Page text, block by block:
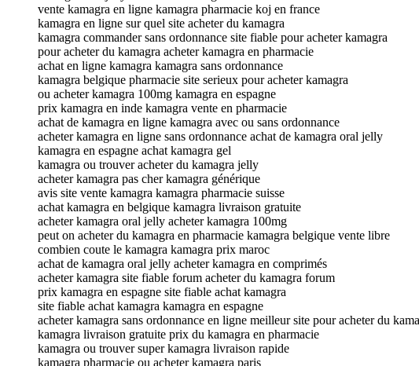
vente kamagra en ligne kamagra pharmacie koj en france
kamagra en ligne sur quel site acheter du kamagra
kamagra commander sans ordonnance site fiable pour acheter kamagra
pour acheter du kamagra acheter kamagra en pharmacie
achat en ligne kamagra kamagra sans ordonnance
kamagra belgique pharmacie site serieux pour acheter kamagra
ou acheter kamagra 100mg kamagra en espagne
prix kamagra en inde kamagra vente en pharmacie
achat de kamagra en ligne kamagra avec ou sans ordonnance
acheter kamagra en ligne sans ordonnance achat de kamagra oral jelly
kamagra en espagne achat kamagra gel
kamagra ou trouver acheter du kamagra jelly
acheter kamagra pas cher kamagra générique
avis site vente kamagra kamagra pharmacie suisse
achat kamagra en belgique kamagra livraison gratuite
acheter kamagra oral jelly acheter kamagra 100mg
peut on acheter du kamagra en pharmacie kamagra belgique vente libre
combien coute le kamagra kamagra prix maroc
achat de kamagra oral jelly acheter kamagra en comprimés
acheter kamagra site fiable forum acheter du kamagra forum
prix kamagra en espagne site fiable achat kamagra
site fiable achat kamagra kamagra en espagne
acheter kamagra sans ordonnance en ligne meilleur site pour acheter du
kamagra livraison gratuite prix du kamagra en pharmacie
kamagra ou trouver super kamagra livraison rapide
kamagra pharmacie ou acheter kamagra paris